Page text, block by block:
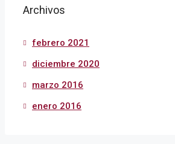
Archivos
febrero 2021
diciembre 2020
marzo 2016
enero 2016